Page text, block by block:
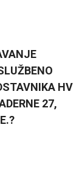
HV
27,